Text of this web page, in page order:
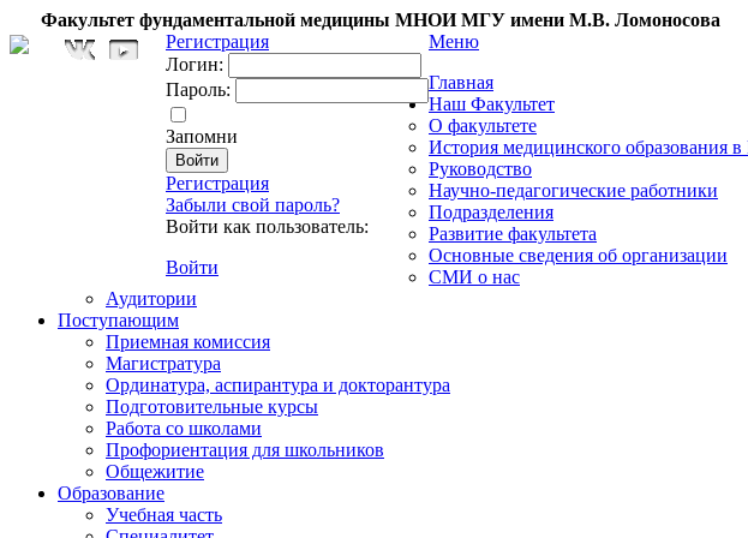
Факультет фундаментальной медицины МНОИ МГУ имени М.В. Ломоносова
Регистрация
Логин:
Пароль:
Запомни
Регистрация
Забыли свой пароль?
Войти как пользователь:
Войти
Меню
Главная
Наш Факультет
О факультете
История медицинского образования
Руководство
Научно-педагогические работники
Подразделения
Развитие факультета
Основные сведения об организации
СМИ о нас
Аудитории
Поступающим
Приемная комиссия
Магистратура
Ординатура, аспирантура и докторантура
Подготовительные курсы
Работа со школами
Профориентация для школьников
Общежитие
Образование
Учебная часть